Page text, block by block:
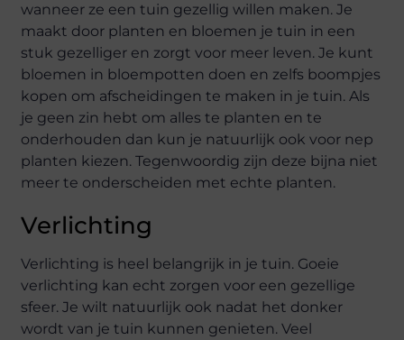
wanneer ze een tuin gezellig willen maken. Je
maakt door planten en bloemen je tuin in een
stuk gezelliger en zorgt voor meer leven. Je kunt
bloemen in bloempotten doen en zelfs boompjes
kopen om afscheidingen te maken in je tuin. Als
je geen zin hebt om alles te planten en te
onderhouden dan kun je natuurlijk ook voor nep
planten kiezen. Tegenwoordig zijn deze bijna niet
meer te onderscheiden met echte planten.
Verlichting
Verlichting is heel belangrijk in je tuin. Goeie
verlichting kan echt zorgen voor een gezellige
sfeer. Je wilt natuurlijk ook nadat het donker
wordt van je tuin kunnen genieten. Veel